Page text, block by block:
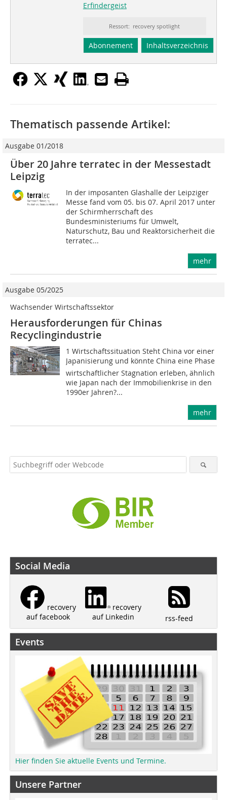
Erfindergeist
Ressort: recovery spotlight
Abonnement Inhaltsverzeichnis
Thematisch passende Artikel:
Ausgabe 01/2018
Über 20 Jahre terratec in der Messestadt
Leipzig
In der imposanten Glashalle der Leipziger
Messe fand vom 05. bis 07. April 2017 unter
der Schirmherrschaft des
Bundesministeriums für Umwelt,
Naturschutz, Bau und Reaktorsicherheit die
terratec...
mehr
Ausgabe 05/2025
Wachsender Wirtschaftssektor
Herausforderungen für Chinas
Recyclingindustrie
1 Wirtschaftssituation Steht China vor einer
Japanisierung und könnte China eine Phase
wirtschaftlicher Stagnation erleben, ähnlich
wie Japan nach der Immobilienkrise in den
1990er Jahren?...
mehr
Social Media
recovery
auf facebook
recovery
auf Linkedin
rss-feed
Events
Hier finden Sie aktuelle Events und Termine.
Unsere Partner